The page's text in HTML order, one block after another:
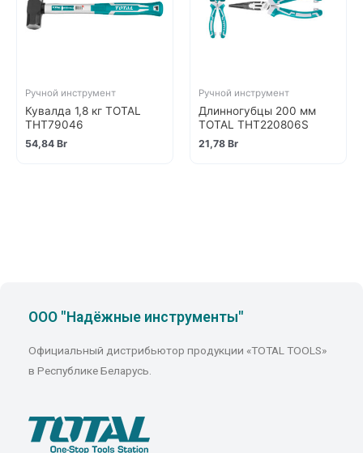
Ручной инструмент
Кувалда 1,8 кг TOTAL
THT79046
54,84 Br
Ручной инструмент
Длинногубцы 200 мм
TOTAL THT220806S
21,78 Br
ООО "Надёжные инструменты"
Официальный дистрибьютор продукции «TOTAL TOOLS»
в Республике Беларусь.